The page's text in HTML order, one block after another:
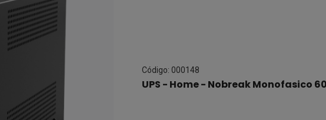
Código: 000148
UPS - Home - Nobreak Monofasico